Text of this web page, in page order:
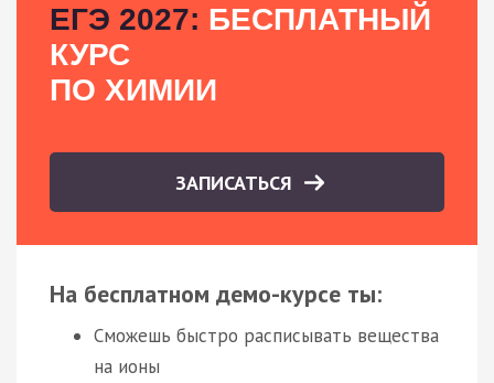
ЕГЭ 2027: БЕСПЛАТНЫЙ
КУРС
ПО ХИМИИ
ЗАПИСАТЬСЯ
На бесплатном демо-курсе ты:
Сможешь быстро расписывать вещества
на ионы